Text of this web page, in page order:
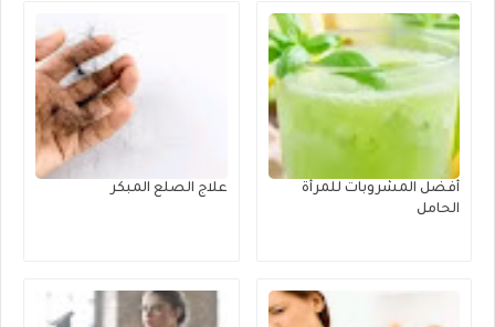
أفضل المشروبات للمرأة
الحامل
علاج الصلع المبكر